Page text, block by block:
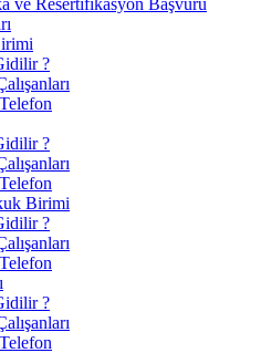
?
?
Birimi
?
?